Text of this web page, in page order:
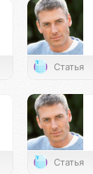
Статья
Статья